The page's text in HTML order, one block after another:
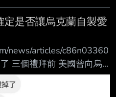
飛彈擊中林肯號
3/13宣稱發射彈道飛彈
戰鬥能力
3/25 發射導彈擊中林肯
有幾種可能 1.美國管損與
只要一個禮拜就能修
定是否讓烏克蘭自製愛
news/articles/c86n03360
三個禮拜前 美國曾向烏
彈的權利 然後那個金毛
我們（美烏）還沒有達